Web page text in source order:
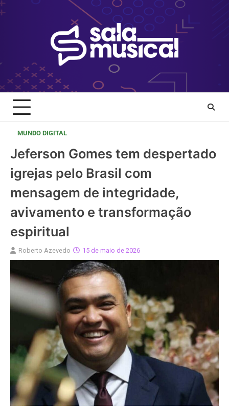
Skip
to
MUNDO DIGITAL
Jeferson Gomes tem despertado
igrejas pelo Brasil com
mensagem de integridade,
avivamento e transformação
espiritual
Roberto Azevedo 15 de maio de 2026